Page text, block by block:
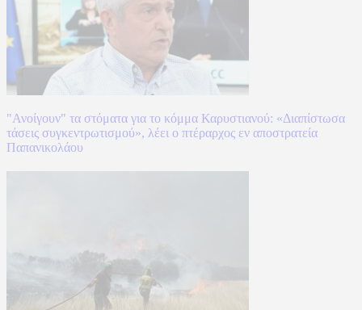
"Ανοίγουν" τα στόματα για το κόμμα Καρυστιανού: «Διαπίστωσα
τάσεις συγκεντρωτισμού», λέει ο πτέραρχος εν αποστρατεία
Παπανικολάου